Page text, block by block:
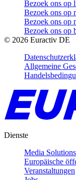
Bezoek ons op
Bezoek ons op
Bezoek ons op
Bezoek ons op
© 2026 Euractiv DE
Allgemeine
Dienste
Media Solutions
Europäische
Veranstaltungen